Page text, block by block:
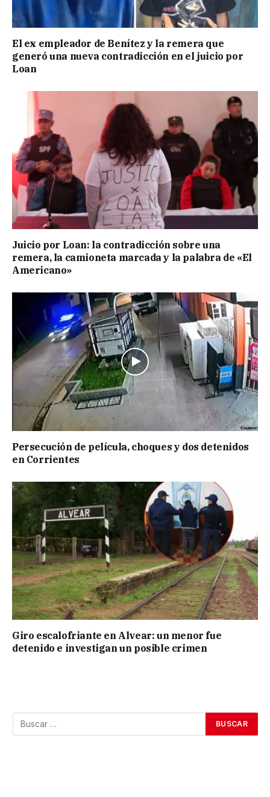
El ex empleador de Benítez y la remera que
generó una nueva contradicción en el juicio por
Loan
Juicio por Loan: la contradicción sobre una
remera, la camioneta marcada y la palabra de «El
Americano»
Persecución de película, choques y dos detenidos
en Corrientes
Giro escalofriante en Alvear: un menor fue
detenido e investigan un posible crimen